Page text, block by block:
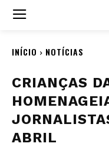
INÍCIO NOTÍCIAS
CRIANÇAS
ABRIL